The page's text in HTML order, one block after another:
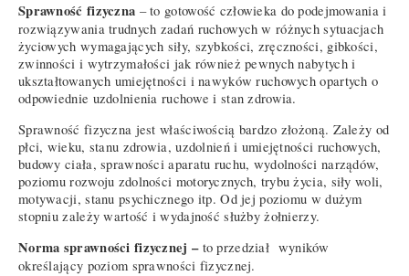
Sprawność fizyczna – to gotowość człowieka do podejmowania i
rozwiązywania trudnych zadań ruchowych w różnych sytuacjach
życiowych wymagających siły, szybkości, zręczności, gibkości,
zwinności i wytrzymałości jak również pewnych nabytych i
ukształtowanych umiejętności i nawyków ruchowych opartych o
odpowiednie uzdolnienia ruchowe i stan zdrowia.
Sprawność fizyczna jest właściwością bardzo złożoną. Zależy od
płci, wieku, stanu zdrowia, uzdolnień i umiejętności ruchowych,
budowy ciała, sprawności aparatu ruchu, wydolności narządów,
poziomu rozwoju zdolności motorycznych, trybu życia, siły woli,
motywacji, stanu psychicznego itp. Od jej poziomu w dużym
stopniu zależy wartość i wydajność służby żołnierzy.
Norma sprawności fizycznej – to przedział wyników
określający poziom sprawności fizycznej.